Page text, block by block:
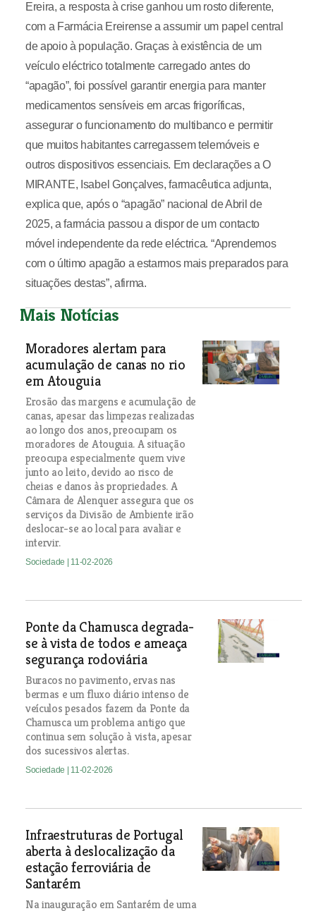
Ereira, a resposta à crise ganhou um rosto diferente,
com a Farmácia Ereirense a assumir um papel central
de apoio à população. Graças à existência de um
veículo eléctrico totalmente carregado antes do
“apagão”, foi possível garantir energia para manter
medicamentos sensíveis em arcas frigoríficas,
assegurar o funcionamento do multibanco e permitir
que muitos habitantes carregassem telemóveis e
outros dispositivos essenciais. Em declarações a O
MIRANTE, Isabel Gonçalves, farmacêutica adjunta,
explica que, após o “apagão” nacional de Abril de
2025, a farmácia passou a dispor de um contacto
móvel independente da rede eléctrica. “Aprendemos
com o último apagão a estarmos mais preparados para
situações destas”, afirma.
Mais Notícias
Moradores alertam para
acumulação de canas no rio
em Atouguia
Erosão das margens e acumulação de
canas, apesar das limpezas realizadas
ao longo dos anos, preocupam os
moradores de Atouguia. A situação
preocupa especialmente quem vive
junto ao leito, devido ao risco de
cheias e danos às propriedades. A
Câmara de Alenquer assegura que os
serviços da Divisão de Ambiente irão
deslocar-se ao local para avaliar e
intervir.
Sociedade | 11-02-2026
Ponte da Chamusca degrada-
se à vista de todos e ameaça
segurança rodoviária
Buracos no pavimento, ervas nas
bermas e um fluxo diário intenso de
veículos pesados fazem da Ponte da
Chamusca um problema antigo que
continua sem solução à vista, apesar
dos sucessivos alertas.
Sociedade | 11-02-2026
Infraestruturas de Portugal
aberta à deslocalização da
estação ferroviária de
Santarém
Na inauguração em Santarém de uma